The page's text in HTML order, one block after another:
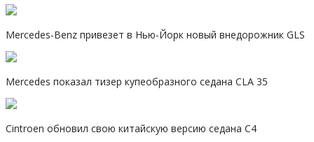
Mercedes-Benz привезет в Нью-Йорк новый внедорожник GLS
Mercedes показал тизер купеобразного седана CLA 35
Cintroen обновил свою китайскую версию седана C4